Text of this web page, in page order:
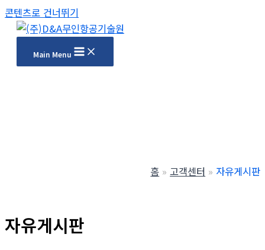
콘텐츠로 건너뛰기
Main Menu
홈 고객센터 자유게시판
자유게시판